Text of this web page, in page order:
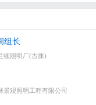
组长
顿照明厂(古徕)
景观照明工程有限公司